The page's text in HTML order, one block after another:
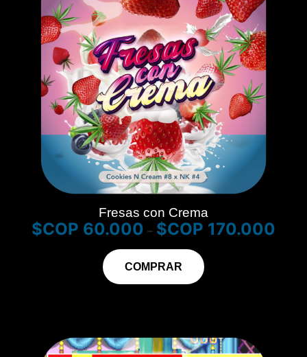
Fresas con Crema
$ 60.000 – $ 170.000
COMPRAR